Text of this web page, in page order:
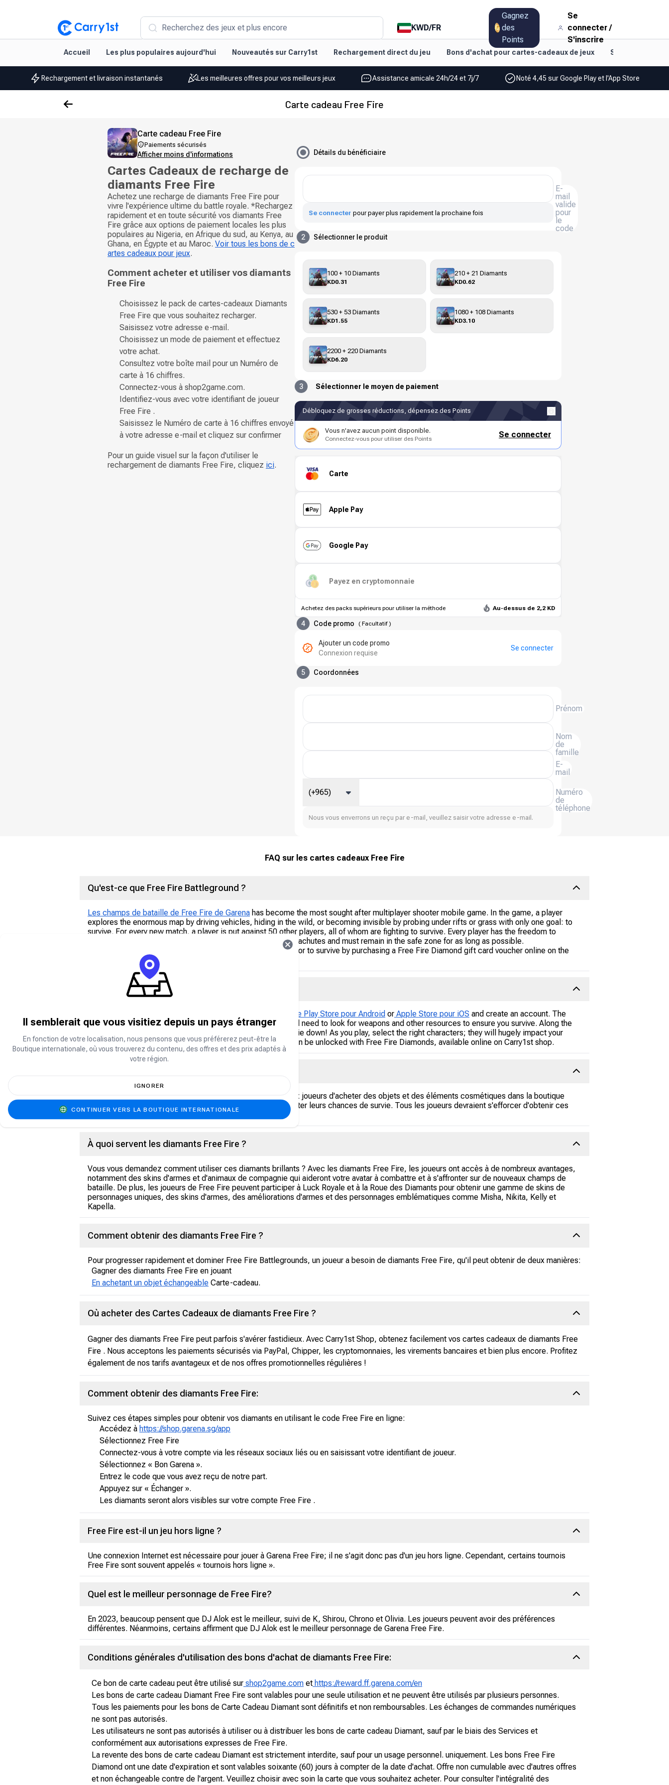
Recherchez des jeux et plus encore KWD/FR
Gagnez
des
Points
Se
connecter/
S'inscrire
Accueil Les plus populaires aujourd'hui Nouveautés sur Carry1st Rechargement direct du jeu Bons d'achat pour cartes-cadeaux de jeux Style de vie et
Rechargement et livraison instantanés Les meilleures offres pour vos meilleurs jeux Assistance amicale 24h/24 et 7j/7 Noté 4,45 sur Google Play et l'App Store
Carte cadeau Free Fire
Carte cadeau Free Fire
Paiements sécurisés
Afficher moins d'informations
Cartes Cadeaux de recharge de
diamants Free Fire
Achetez une recharge de diamants Free Fire pour
vivre l'expérience ultime du battle royale. *Rechargez
rapidement et en toute sécurité vos diamants Free
Fire grâce aux options de paiement locales les plus
populaires au Nigeria, en Afrique du sud, au Kenya, au
Ghana, en Égypte et au Maroc. Voir tous les bons de c
artes cadeaux pour jeux.
Comment acheter et utiliser vos diamants
Free Fire
Choisissez le pack de cartes-cadeaux Diamants
Free Fire que vous souhaitez recharger.
Saisissez votre adresse e-mail.
Choisissez un mode de paiement et effectuez
votre achat.
Consultez votre boîte mail pour un Numéro de
carte à 16 chiffres.
Connectez-vous à shop2game.com.
Identifiez-vous avec votre identifiant de joueur
Free Fire .
Saisissez le Numéro de carte à 16 chiffres envoyé
à votre adresse e-mail et cliquez sur confirmer
Pour un guide visuel sur la façon d'utiliser le
rechargement de diamants Free Fire, cliquez ici.
Détails du bénéficiaire
E-
mail
valide
pour
le
code
Se connecter pour payer plus rapidement la prochaine fois
2 Sélectionner le produit
100 + 10 Diamants
KD0.31
210 + 21 Diamants
KD0.62
530 + 53 Diamants
KD1.55
1080 + 108 Diamants
KD3.10
2200 + 220 Diamants
KD6.20
3 Sélectionner le moyen de paiement
Débloquez de grosses réductions, dépensez des Points
Vous n'avez aucun point disponible.
Connectez-vous pour utiliser des Points Se connecter
Carte
Apple Pay
Google Pay
Payez en cryptomonnaie
Achetez des packs supérieurs pour utiliser la méthode Au-dessus de 2,2 KD
4 Code promo ( Facultatif)
Ajouter un code promo
Connexion requise
Se connecter
5 Coordonnées
Prénom
Nom
de
famille
E-
mail
Numéro
de
téléphone
(+965)
Nous vous enverrons un reçu par e-mail, veuillez saisir votre adresse e-mail.
FAQ sur les cartes cadeaux Free Fire
Qu'est-ce que Free Fire Battleground ?
Les champs de bataille de Free Fire de Garena has become the most sought after multiplayer shooter mobile game. In the game, a player
explores the enormous map by driving vehicles, hiding in the wild, or becoming invisible by probing under rifts or grass with only one goal: to
survive. For every new match, a player is put against 50 other players, all of whom are fighting to survive. Every player has the freedom to
choose their preferred starting point where they land with parachutes and must remain in the safe zone for as long as possible.
Battle in style, unlock iconic characters, and be the last warrior to survive by purchasing a Free Fire Diamond gift card voucher online on the
Comment jouer à Free Fire
Google Play Store pour Android or Apple Store pour iOS and create an account. The
game starts with you landing on an island, after which you will need to look for weapons and other resources to ensure you survive. Along the
way, ensure to check out your energy levels, so they do not die down! As you play, select the right characters; they will hugely impact your
playing style which may give you an advantage. Characters can be unlocked with Free Fire Diamonds, available online on Carry1st shop.
Les diamants Free Fire sont la monnaie du jeu qui permet aux joueurs d'acheter des objets et des éléments cosmétiques dans la boutique
Free Fire afin d'améliorer leur expérience de jeu et d'augmenter leurs chances de survie. Tous les joueurs devraient s'efforcer d'obtenir ces
diamants.
À quoi servent les diamants Free Fire ?
Vous vous demandez comment utiliser ces diamants brillants ? Avec les diamants Free Fire, les joueurs ont accès à de nombreux avantages,
notamment des skins d'armes et d'animaux de compagnie qui aideront votre avatar à combattre et à s'affronter sur de nouveaux champs de
bataille. De plus, les joueurs de Free Fire peuvent participer à Luck Royale et à la Roue des Diamants pour obtenir une gamme de skins de
personnages uniques, des skins d'armes, des améliorations d'armes et des personnages emblématiques comme Misha, Nikita, Kelly et
Kapella.
Comment obtenir des diamants Free Fire ?
Pour progresser rapidement et dominer Free Fire Battlegrounds, un joueur a besoin de diamants Free Fire, qu'il peut obtenir de deux manières:
Gagner des diamants Free Fire en jouant
En achetant un objet échangeable Carte-cadeau.
Où acheter des Cartes Cadeaux de diamants Free Fire ?
Gagner des diamants Free Fire peut parfois s'avérer fastidieux. Avec Carry1st Shop, obtenez facilement vos cartes cadeaux de diamants Free
Fire . Nous acceptons les paiements sécurisés via PayPal, Chipper, les cryptomonnaies, les virements bancaires et bien plus encore. Profitez
également de nos tarifs avantageux et de nos offres promotionnelles régulières !
Comment obtenir des diamants Free Fire:
Suivez ces étapes simples pour obtenir vos diamants en utilisant le code Free Fire en ligne:
Accédez à https://shop.garena.sg/app
Sélectionnez Free Fire
Connectez-vous à votre compte via les réseaux sociaux liés ou en saisissant votre identifiant de joueur.
Sélectionnez « Bon Garena ».
Entrez le code que vous avez reçu de notre part.
Appuyez sur « Échanger ».
Les diamants seront alors visibles sur votre compte Free Fire .
Free Fire est-il un jeu hors ligne ?
Une connexion Internet est nécessaire pour jouer à Garena Free Fire; il ne s'agit donc pas d'un jeu hors ligne. Cependant, certains tournois
Free Fire sont souvent appelés « tournois hors ligne ».
Quel est le meilleur personnage de Free Fire?
En 2023, beaucoup pensent que DJ Alok est le meilleur, suivi de K, Shirou, Chrono et Olivia. Les joueurs peuvent avoir des préférences
différentes. Néanmoins, certains affirment que DJ Alok est le meilleur personnage de Garena Free Fire.
Conditions générales d'utilisation des bons d'achat de diamants Free Fire:
Ce bon de carte cadeau peut être utilisé sur shop2game.com et https://reward.ff.garena.com/en
Les bons de carte cadeau Diamant Free Fire sont valables pour une seule utilisation et ne peuvent être utilisés par plusieurs personnes.
Tous les paiements pour les bons de Carte Cadeau Diamant sont définitifs et non remboursables. Les échanges de commandes numériques
ne sont pas autorisés.
Les utilisateurs ne sont pas autorisés à utiliser ou à distribuer les bons de carte cadeau Diamant, sauf par le biais des Services et
conformément aux autorisations expresses de Free Fire.
La revente des bons de carte cadeau Diamant est strictement interdite, sauf pour un usage personnel. uniquement. Les bons Free Fire
Diamond ont une date d'expiration et sont valables soixante (60) jours à compter de la date d'achat. Offre non cumulable avec d'autres offres
et non échangeable contre de l'argent. Veuillez choisir avec soin la carte que vous souhaitez acheter. Pour consulter l'intégralité des
Il semblerait que vous visitiez depuis un pays étranger
En fonction de votre localisation, nous pensons que vous préférerez peut-être la
Boutique internationale, où vous trouverez du contenu, des offres et des prix adaptés à
votre région.
IGNORER
CONTINUER VERS LA BOUTIQUE INTERNATIONALE